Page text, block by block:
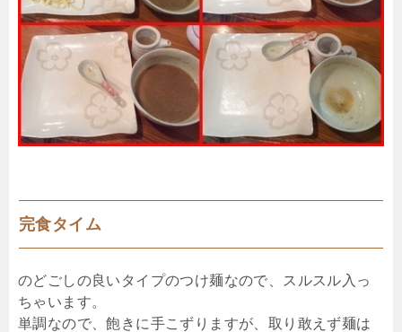
完食タイム
のどごしの良いタイプのつけ麺なので、スルスル入っ
ちゃいます。
単調なので、飽きに手こずりますが、取り敢えず麺は